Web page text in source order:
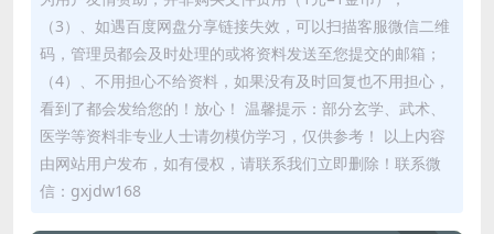
（3）、如遇百度网盘分享链接失效，可以扫描客服微信二维
码，管理员都会及时处理的或将资料发送至您提交的邮箱；
（4）、不用担心不给资料，如果没有及时回复也不用担心，
看到了都会发给您的！放心！ 温馨提示：部分玄学、武术、
医学等资料非专业人士请勿模仿学习，仅供参考！ 以上内容
由网站用户发布，如有侵权，请联系我们立即删除！联系微
信：gxjdw168